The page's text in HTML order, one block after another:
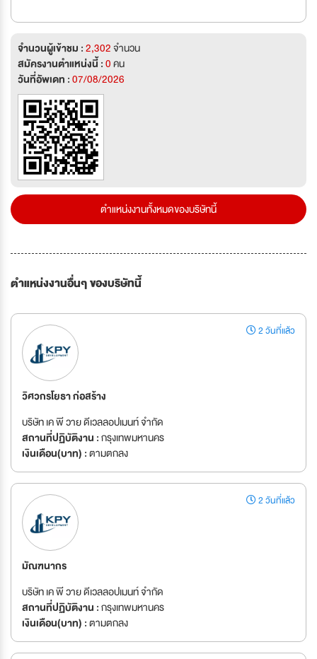
จำนวนผู้เข้าชม :2,302จำนวน
สมัครงานตำแหน่งนี้ :0คน
วันที่อัพเดท :07/08/2026
ตำแหน่งงานทั้งหมดของบริษัทนี้
ตำแหน่งงานอื่นๆ ของบริษัทนี้
2 วันที่แล้ว
วิศวกรโยธา ก่อสร้าง
บริษัท เค พี วาย ดีเวลลอปเมนท์ จำกัด
สถานที่ปฏิบัติงาน :กรุงเทพมหานคร
เงินเดือน(บาท) :ตามตกลง
2 วันที่แล้ว
มัณฑนากร
บริษัท เค พี วาย ดีเวลลอปเมนท์ จำกัด
สถานที่ปฏิบัติงาน :กรุงเทพมหานคร
เงินเดือน(บาท) :ตามตกลง